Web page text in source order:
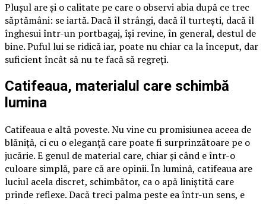
Plușul are și o calitate pe care o observi abia după ce trec
săptămâni: se iartă. Dacă îl strângi, dacă îl turtești, dacă îl
înghesui într-un portbagaj, își revine, în general, destul de
bine. Puful lui se ridică iar, poate nu chiar ca la început, dar
suficient încât să nu te facă să regreți.
Catifeaua, materialul care schimbă
lumina
Catifeaua e altă poveste. Nu vine cu promisiunea aceea de
blăniță, ci cu o eleganță care poate fi surprinzătoare pe o
jucărie. E genul de material care, chiar și când e într-o
culoare simplă, pare că are opinii. În lumină, catifeaua are
luciul acela discret, schimbător, ca o apă liniștită care
prinde reflexe. Dacă treci palma peste ea într-un sens, e